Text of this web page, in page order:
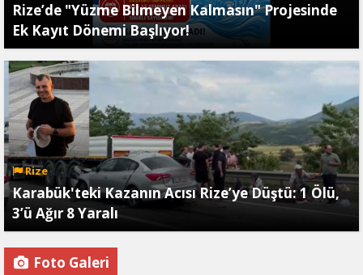
Rize’de "Yüzme Bilmeyen Kalmasın" Projesinde
Ek Kayıt Dönemi Başlıyor!
Rize
Karabük'teki Kazanın Acısı Rize’ye Düştü: 1 Ölü,
3’ü Ağır 8 Yaralı
Foto Galeri